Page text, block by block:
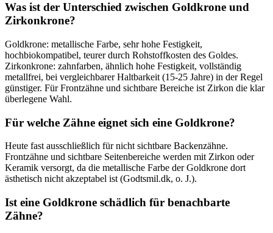
Was ist der Unterschied zwischen Goldkrone und
Zirkonkrone?
Goldkrone: metallische Farbe, sehr hohe Festigkeit,
hochbiokompatibel, teurer durch Rohstoffkosten des Goldes.
Zirkonkrone: zahnfarben, ähnlich hohe Festigkeit, vollständig
metallfrei, bei vergleichbarer Haltbarkeit (15-25 Jahre) in der Regel
günstiger. Für Frontzähne und sichtbare Bereiche ist Zirkon die klar
überlegene Wahl.
Für welche Zähne eignet sich eine Goldkrone?
Heute fast ausschließlich für nicht sichtbare Backenzähne.
Frontzähne und sichtbare Seitenbereiche werden mit Zirkon oder
Keramik versorgt, da die metallische Farbe der Goldkrone dort
ästhetisch nicht akzeptabel ist (Godtsmil.dk, o. J.).
Ist eine Goldkrone schädlich für benachbarte
Zähne?